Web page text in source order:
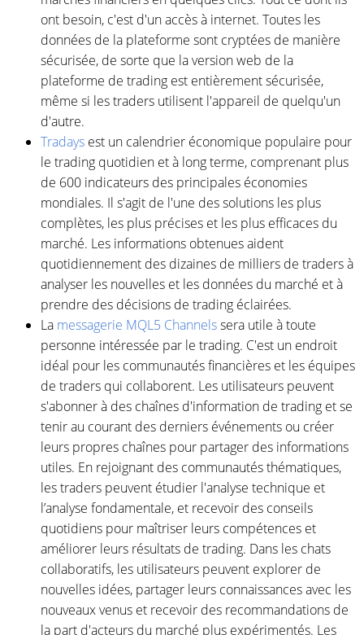
ont besoin, c'est d'un accès à internet. Toutes les
données de la plateforme sont cryptées de manière
sécurisée, de sorte que la version web de la
plateforme de trading est entièrement sécurisée,
même si les traders utilisent l'appareil de quelqu'un
d'autre.
Tradays est un calendrier économique populaire pour
le trading quotidien et à long terme, comprenant plus
de 600 indicateurs des principales économies
mondiales. Il s'agit de l'une des solutions les plus
complètes, les plus précises et les plus efficaces du
marché. Les informations obtenues aident
quotidiennement des dizaines de milliers de traders à
analyser les nouvelles et les données du marché et à
prendre des décisions de trading éclairées.
La messagerie MQL5 Channelssera utile à toute
personne intéressée par le trading. C'est un endroit
idéal pour les communautés financières et les équipes
de traders qui collaborent. Les utilisateurs peuvent
s'abonner à des chaînes d'information de trading et se
tenir au courant des derniers événements ou créer
leurs propres chaînes pour partager des informations
utiles. En rejoignant des communautés thématiques,
les traders peuvent étudier l'analyse technique et
l’analyse fondamentale, et recevoir des conseils
quotidiens pour maîtriser leurs compétences et
améliorer leurs résultats de trading. Dans les chats
collaboratifs, les utilisateurs peuvent explorer de
nouvelles idées, partager leurs connaissances avec les
nouveaux venus et recevoir des recommandations de
la part d'acteurs du marché plus expérimentés. Les